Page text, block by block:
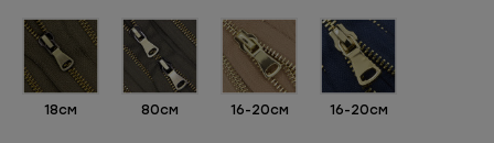
18см 80см 16-20см 16-20см